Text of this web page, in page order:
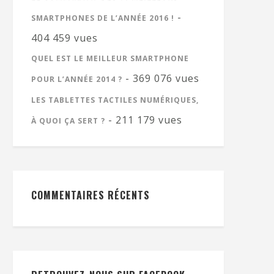
SMARTPHONES DE L’ANNÉE 2016 ! -
404 459 vues
QUEL EST LE MEILLEUR SMARTPHONE
POUR L’ANNÉE 2014 ? - 369 076 vues
LES TABLETTES TACTILES NUMÉRIQUES,
À QUOI ÇA SERT ? - 211 179 vues
COMMENTAIRES RÉCENTS